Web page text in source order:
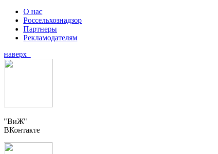
О нас
Россельхознадзор
Партнеры
Рекламодателям
наверх
"ВиЖ"
ВКонтакте